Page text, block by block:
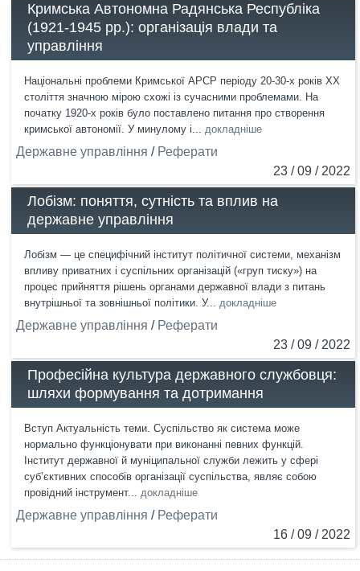
Кримська Автономна Радянська Республіка
(1921-1945 рр.): організація влади та
управління
Національні проблеми Кримської АРСР періоду 20-30-х років ХХ
століття значною мірою схожі із сучасними проблемами. На
початку 1920-х років було поставлено питання про створення
кримської автономії. У минулому і... докладніше
Державне управління / Реферати
23 / 09 / 2022
Лобізм: поняття, сутність та вплив на
державне управління
Лобізм — це специфічний інститут політичної системи, механізм
впливу приватних і суспільних організацій («груп тиску») на
процес прийняття рішень органами державної влади з питань
внутрішньої та зовнішньої політики. У... докладніше
Державне управління / Реферати
23 / 09 / 2022
Професійна культура державного службовця:
шляхи формування та дотримання
Вступ Актуальність теми. Суспільство як система може
нормально функціонувати при виконанні певних функцій.
Інститут державної й муніципальної служби лежить у сфері
суб’єктивних способів організації суспільства, являє собою
провідний інструмент... докладніше
Державне управління / Реферати
16 / 09 / 2022